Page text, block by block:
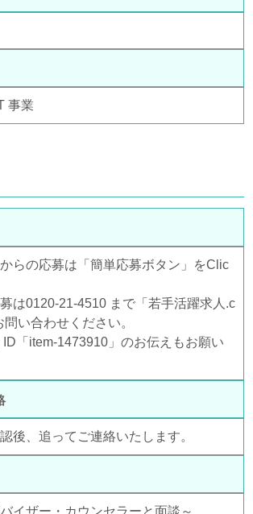
事業
らの応募は「簡単応募ボタン」をClic
は0120-21-4510 まで「若手活躍求人.c
い合わせください。
ID「item-1473910」のお伝えもお願い
後、追ってご連絡いたします。